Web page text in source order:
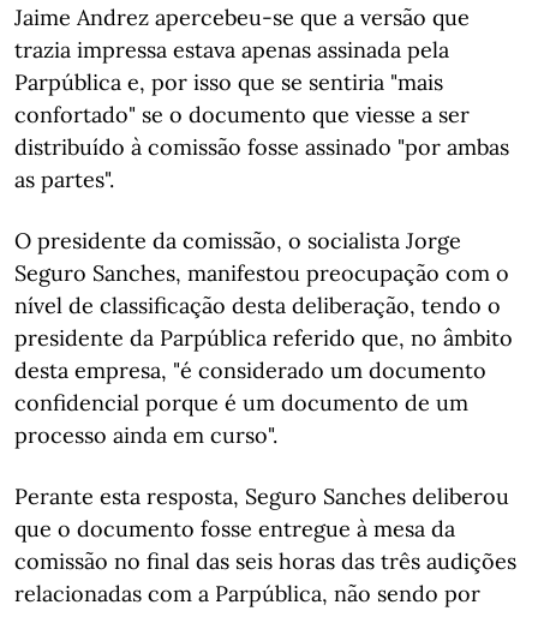
Jaime Andrez apercebeu-se que a versão que
trazia impressa estava apenas assinada pela
Parpública e, por isso que se sentiria "mais
confortado" se o documento que viesse a ser
distribuído à comissão fosse assinado "por ambas
as partes".
O presidente da comissão, o socialista Jorge
Seguro Sanches, manifestou preocupação com o
nível de classificação desta deliberação, tendo o
presidente da Parpública referido que, no âmbito
desta empresa, "é considerado um documento
confidencial porque é um documento de um
processo ainda em curso".
Perante esta resposta, Seguro Sanches deliberou
que o documento fosse entregue à mesa da
comissão no final das seis horas das três audições
relacionadas com a Parpública, não sendo por